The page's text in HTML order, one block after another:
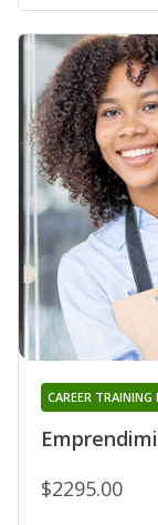
CAREER TRAINING
$2295.00